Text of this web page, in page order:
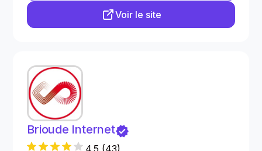
Voir le site
Brioude Internet
4.5 (43)